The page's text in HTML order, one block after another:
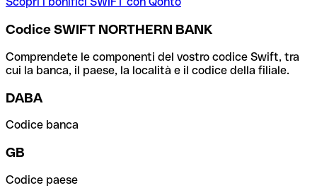
Codice SWIFT NORTHERN BANK
Comprendete le componenti del vostro codice Swift, tra
cui la banca, il paese, la località e il codice della filiale.
DABA
Codice banca
GB
Codice paese